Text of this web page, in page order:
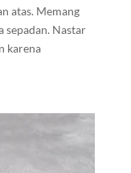
atas. Memang
sepadan. Nastar
karena